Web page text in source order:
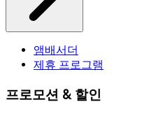
앰배서더
제휴 프로그램
프로모션 & 할인